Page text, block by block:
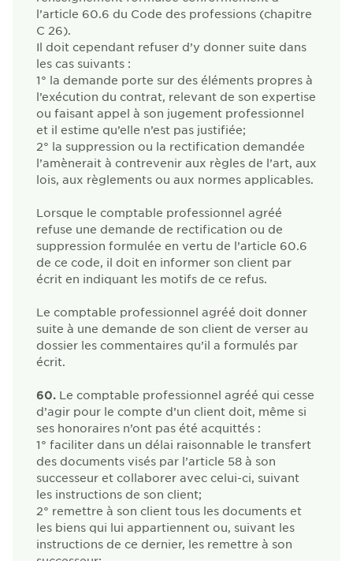
l’article 60.6 du Code des professions (chapitre
C 26).
Il doit cependant refuser d’y donner suite dans
les cas suivants :
1° la demande porte sur des éléments propres à
l’exécution du contrat, relevant de son expertise
ou faisant appel à son jugement professionnel
et il estime qu’elle n’est pas justifiée;
2° la suppression ou la rectification demandée
l’amènerait à contrevenir aux règles de l’art, aux
lois, aux règlements ou aux normes applicables.
Lorsque le comptable professionnel agréé
refuse une demande de rectification ou de
suppression formulée en vertu de l’article 60.6
de ce code, il doit en informer son client par
écrit en indiquant les motifs de ce refus.
Le comptable professionnel agréé doit donner
suite à une demande de son client de verser au
dossier les commentaires qu’il a formulés par
écrit.
60. Le comptable professionnel agréé qui cesse
d’agir pour le compte d’un client doit, même si
ses honoraires n’ont pas été acquittés :
1° faciliter dans un délai raisonnable le transfert
des documents visés par l’article 58 à son
successeur et collaborer avec celui-ci, suivant
les instructions de son client;
2° remettre à son client tous les documents et
les biens qui lui appartiennent ou, suivant les
instructions de ce dernier, les remettre à son